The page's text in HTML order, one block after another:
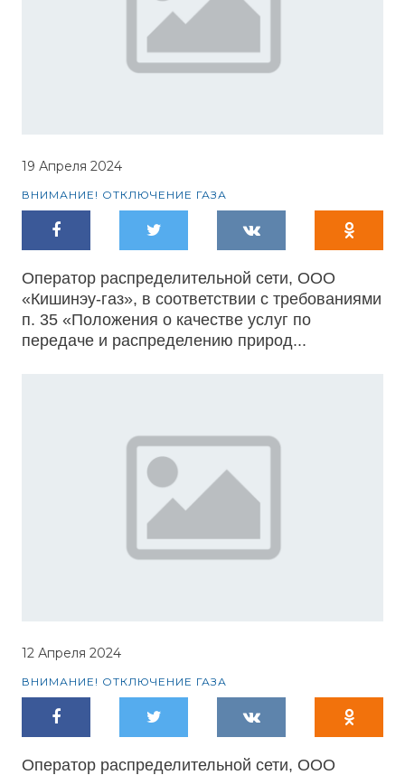
19 Апреля 2024
ВНИМАНИЕ! ОТКЛЮЧЕНИЕ ГАЗА
Оператор распределительной сети, ООО
«Кишинэу-газ», в соответствии с требованиями
п. 35 «Положения о качестве услуг по
передаче и распределению природ...
12 Апреля 2024
ВНИМАНИЕ! ОТКЛЮЧЕНИЕ ГАЗА
Оператор распределительной сети, ООО